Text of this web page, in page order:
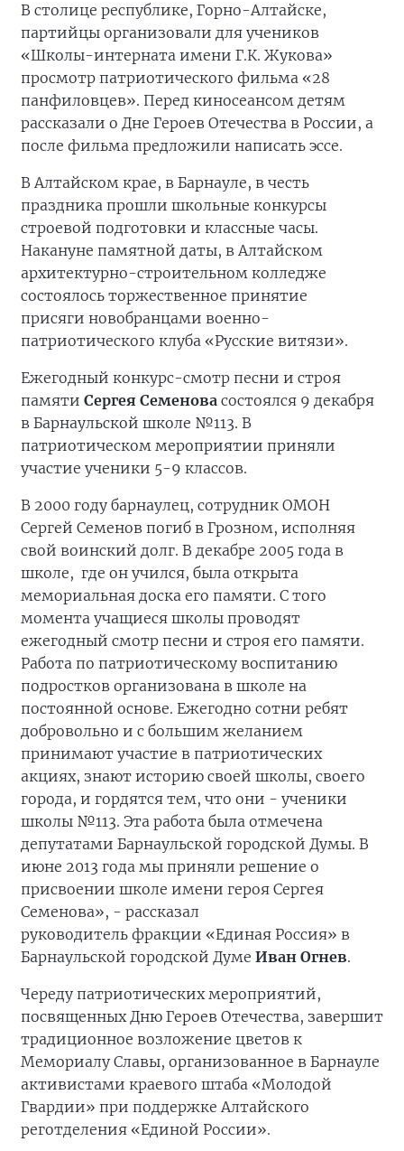
В столице республике, Горно-Алтайске,
партийцы организовали для учеников
«Школы-интерната имени Г.К. Жукова»
просмотр патриотического фильма «28
панфиловцев». Перед киносеансом детям
рассказали о Дне Героев Отечества в России, а
после фильма предложили написать эссе.
В Алтайском крае, в Барнауле, в честь
праздника прошли школьные конкурсы
строевой подготовки и классные часы.
Накануне памятной даты, в Алтайском
архитектурно-строительном колледже
состоялось торжественное принятие
присяги новобранцами военно-
патриотического клуба «Русские витязи».
Ежегодный конкурс-смотр песни и строя
памяти Сергея Семенова состоялся 9 декабря
в Барнаульской школе №113. В
патриотическом мероприятии приняли
участие ученики 5-9 классов.
В 2000 году барнаулец, сотрудник ОМОН
Сергей Семенов погиб в Грозном, исполняя
свой воинский долг. В декабре 2005 года в
школе, где он учился, была открыта
мемориальная доска его памяти. С того
момента учащиеся школы проводят
ежегодный смотр песни и строя его памяти.
Работа по патриотическому воспитанию
подростков организована в школе на
постоянной основе. Ежегодно сотни ребят
добровольно и с большим желанием
принимают участие в патриотических
акциях, знают историю своей школы, своего
города, и гордятся тем, что они - ученики
школы №113. Эта работа была отмечена
депутатами Барнаульской городской Думы. В
июне 2013 года мы приняли решение о
присвоении школе имени героя Сергея
Семенова», - рассказал
руководитель фракции «Единая Россия» в
Барнаульской городской Думе Иван Огнев.
Череду патриотических мероприятий,
посвященных Дню Героев Отечества, завершит
традиционное возложение цветов к
Мемориалу Славы, организованное в Барнауле
активистами краевого штаба «Молодой
Гвардии» при поддержке Алтайского
реготделения «Единой России».